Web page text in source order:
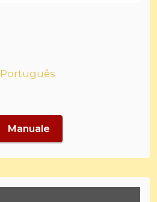
Português
Manuale